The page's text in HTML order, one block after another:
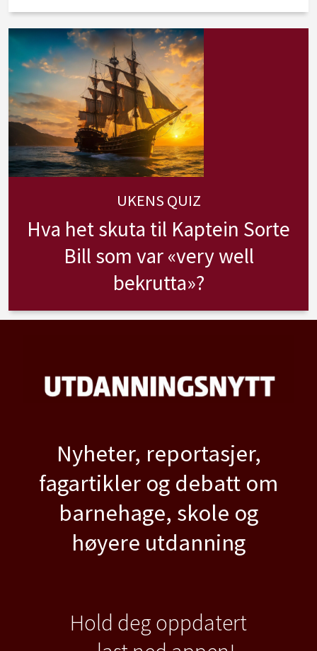
UKENS QUIZ
Hva het skuta til Kaptein Sorte
Bill som var «very well
bekrutta»?
Nyheter, reportasjer,
fagartikler og debatt om
barnehage, skole og
høyere utdanning
Hold deg oppdatert